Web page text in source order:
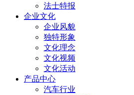
法士特报
企业文化
企业风貌
独特形象
文化理念
文化视频
文化活动
产品中心
汽车行业